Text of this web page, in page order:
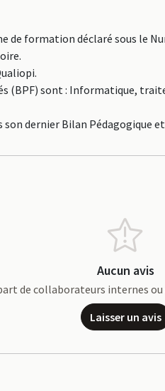
de formation déclaré sous le
(BPF) sont : Informatique,
dernier Bilan Pédagogique
Aucun avis
de collaborateurs internes ou
Laisser un avis